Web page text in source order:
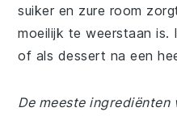
suiker en zure room
moeilijk te weerstaan
of als dessert na een
De meeste